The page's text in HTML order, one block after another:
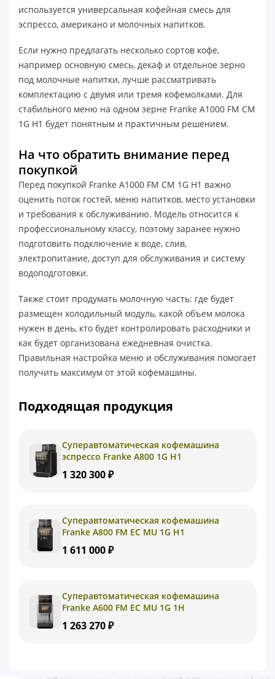
используется универсальная кофейная смесь для
эспрессо, американо и молочных напитков.
Если нужно предлагать несколько сортов кофе,
например основную смесь, декаф и отдельное зерно
под молочные напитки, лучше рассматривать
комплектацию с двумя или тремя кофемолками. Для
стабильного меню на одном зерне Franke A1000 FM CM
1G H1 будет понятным и практичным решением.
На что обратить внимание перед
покупкой
Перед покупкой Franke A1000 FM CM 1G H1 важно
оценить поток гостей, меню напитков, место установки
и требования к обслуживанию. Модель относится к
профессиональному классу, поэтому заранее нужно
подготовить подключение к воде, слив,
электропитание, доступ для обслуживания и систему
водоподготовки.
Также стоит продумать молочную часть: где будет
размещен холодильный модуль, какой объем молока
нужен в день, кто будет контролировать расходники и
как будет организована ежедневная очистка.
Правильная настройка меню и обслуживания помогает
получить максимум от этой кофемашины.
Подходящая продукция
Суперавтоматическая кофемашина
эспрессо Franke A800 1G H1
1 320 300 ₽
Суперавтоматическая кофемашина
Franke A800 FM EC MU 1G H1
1 611 000 ₽
Суперавтоматическая кофемашина
Franke A600 FM EC MU 1G 1H
1 263 270 ₽